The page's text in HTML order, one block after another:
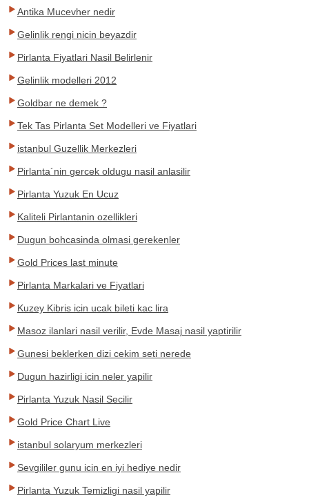
Antika Mucevher nedir
Gelinlik rengi nicin beyazdir
Pirlanta Fiyatlari Nasil Belirlenir
Gelinlik modelleri 2012
Goldbar ne demek ?
Tek Tas Pirlanta Set Modelleri ve Fiyatlari
istanbul Guzellik Merkezleri
Pirlanta´nin gercek oldugu nasil anlasilir
Pirlanta Yuzuk En Ucuz
Kaliteli Pirlantanin ozellikleri
Dugun bohcasinda olmasi gerekenler
Gold Prices last minute
Pirlanta Markalari ve Fiyatlari
Kuzey Kibris icin ucak bileti kac lira
Masoz ilanlari nasil verilir, Evde Masaj nasil yaptirilir
Gunesi beklerken dizi cekim seti nerede
Dugun hazirligi icin neler yapilir
Pirlanta Yuzuk Nasil Secilir
Gold Price Chart Live
istanbul solaryum merkezleri
Sevgililer gunu icin en iyi hediye nedir
Pirlanta Yuzuk Temizligi nasil yapilir